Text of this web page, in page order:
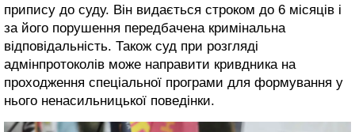
припису до суду. Він видається строком до 6 місяців і
за його порушення передбачена кримінальна
відповідальність. Також суд при розгляді
адмінпротоколів може направити кривдника на
проходження спеціальної програми для формування у
нього ненасильницької поведінки.